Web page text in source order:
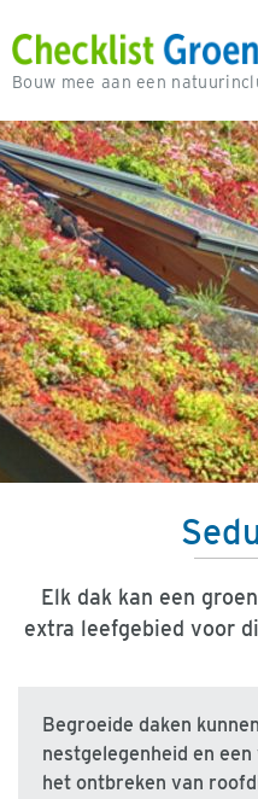
Bouw mee aan een
Elk dak kan een
extra leefgebied voor
Begroeide daken
nestgelegenheid en
het ontbreken van